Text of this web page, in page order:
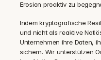
Erosion proaktiv zu
Indem kryptografische
und nicht als reaktive
Unternehmen ihre Daten,
sichern. Wir unterstützen